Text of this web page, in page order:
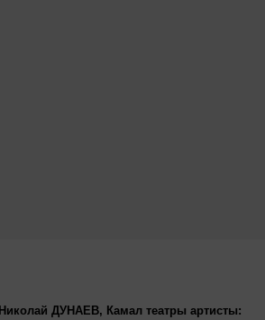
Николай ДУНАЕВ, Камал театры артисты: